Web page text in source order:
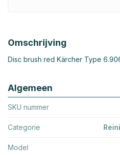
Omschrijving
Disc brush red Kärcher Type
Algemeen
SKU nummer
Categorie
Model